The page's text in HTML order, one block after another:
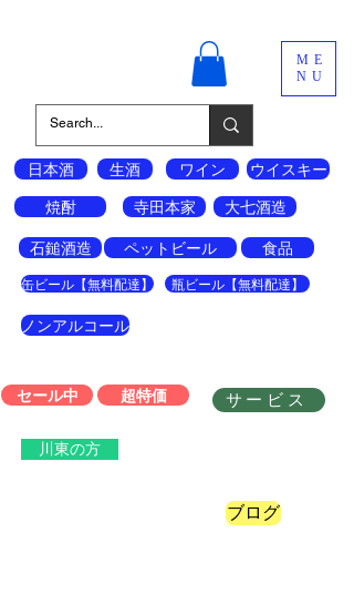
ME
NU
日本酒
ワイン
寺田本家
大七酒造
缶ビール【無料配達】 瓶ビール【無料配達】
生酒
食品
ウイスキー
セール中
ブログ
川東の方
焼酎
ペットビール
石鎚酒造
超特価
ノンアルコール
サービス